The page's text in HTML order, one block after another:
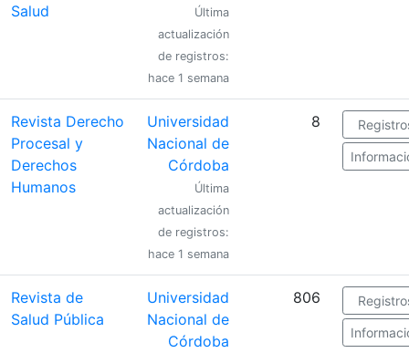
Salud
Última
actualización
de registros:
hace 1 semana
Revista Derecho
Procesal y
Derechos
Humanos
Universidad
Nacional de
Córdoba
Última
actualización
de registros:
hace 1 semana
8
Revista de
Salud Pública
Universidad
Nacional de
Córdoba
806